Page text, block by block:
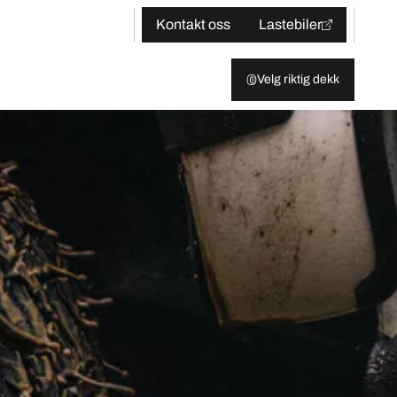
Kontakt oss Lastebiler
Velg riktig dekk